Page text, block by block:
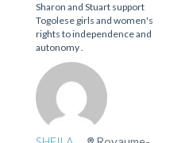
Sharon and Stuart support
Togolese girls and women's
rights to independence and
autonomy .